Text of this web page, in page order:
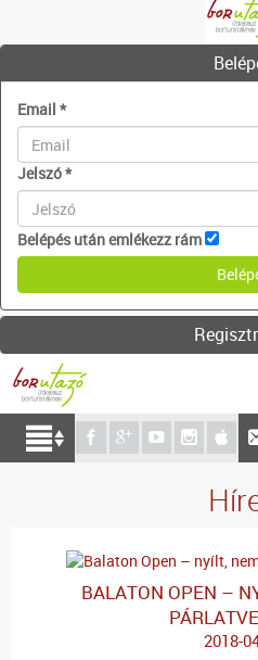
Email *
Jelszó*
Belépés után emlékezz rám
BALATON OPEN –
2018-